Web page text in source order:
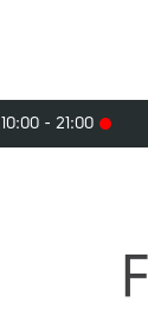
- 21:00